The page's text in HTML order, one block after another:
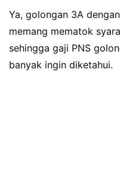
Ya, golongan 3A
memang mematok
sehingga gaji PNS
banyak ingin diketahui.